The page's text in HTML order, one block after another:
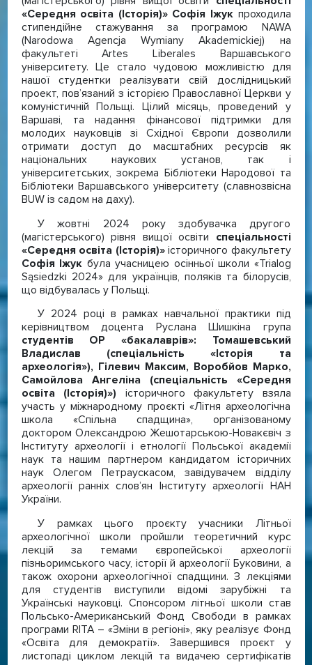
«Середня освіта (Історія)» Софія Іжукпроходила
стипендійне стажування за програмою NAWA
(Narodowa Agencja Wymiany Akademickiej) на
факультеті Artes Liberales Варшавського
університету. Це стало чудовою можливістю для
нашої студентки реалізувати свій дослідницький
проект, пов’язаний з історією Православної Церкви у
комуністичній Польщі. Цілий місяць, проведений у
Варшаві, та надання фінансової підтримки для
молодих науковців зі Східної Європи дозволили
отримати доступ до масштабних ресурсів як
національних наукових установ, так і
університетських, зокрема Бібліотеки Народової та
Бібліотеки Варшавського університету (славнозвісна
BUW із садом на даху).
У жовтні 2024 року здобувачка другого
(магістерського) рівня вищої освіти спеціальності
«Середня освіта (Історія)»історичного факультету
Софія Іжук була учасницею осінньої школи «Trialog
Sąsiedzki 2024» для українців, поляків та білорусів,
що відбувалась у Польщі.
У 2024 році в рамках навчальної практики під
керівництвом доцента Руслана Шишкіна група
студентів ОР «бакалаврів»: Томашевський
Владислав (спеціальність «Історія та
археологія»), Гілевич Максим, Воробйов Марко,
Самойлова Ангеліна (спеціальність «Середня
освіта (Історія)») історичного факультету взяла
участь у міжнародному проєкті «Літня археологічна
школа «Спільна спадщина», організованому
доктором Олександрою Жешотарською-Новакєвіч з
Інституту археології і етнології Польської академії
наук та нашим партнером кандидатом історичних
наук Олегом Петраускасом, завідувачем відділу
археології ранніх слов’ян Інституту археології НАН
України.
У рамках цього проєкту учасники Літньої
археологічної школи пройшли теоретичний курс
лекцій за темами європейської археології
пізньоримського часу, історії й археології Буковини, а
також охорони археологічної спадщини. З лекціями
для студентів виступили відомі зарубіжні та
Українські науковці. Спонсором літньої школи став
Польсько-Американський Фонд Свободи в рамках
програми RITA – «Зміни в регіоні», яку реалізує Фонд
«Освіта для демократії». Завершився проєкт у
листопаді циклом лекцій та видачею сертифікатів